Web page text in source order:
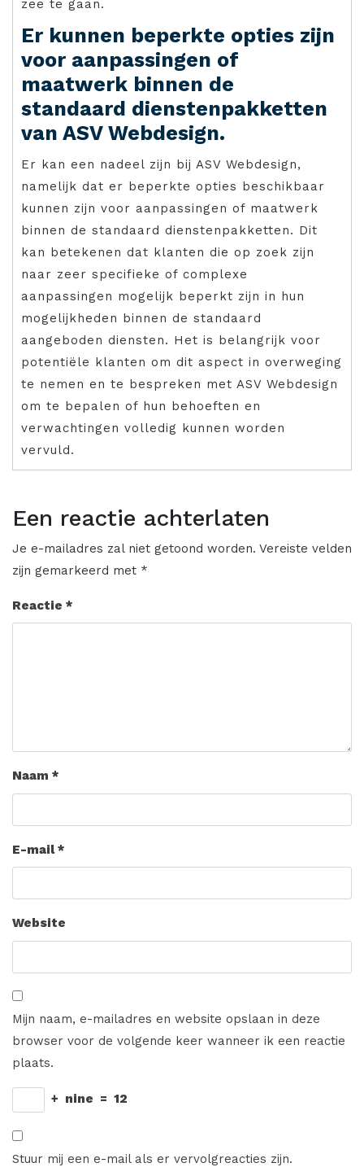
zee te gaan.
Er kunnen beperkte opties zijn
voor aanpassingen of
maatwerk binnen de
standaard dienstenpakketten
van ASV Webdesign.
Er kan een nadeel zijn bij ASV Webdesign,
namelijk dat er beperkte opties beschikbaar
kunnen zijn voor aanpassingen of maatwerk
binnen de standaard dienstenpakketten. Dit
kan betekenen dat klanten die op zoek zijn
naar zeer specifieke of complexe
aanpassingen mogelijk beperkt zijn in hun
mogelijkheden binnen de standaard
aangeboden diensten. Het is belangrijk voor
potentiële klanten om dit aspect in overweging
te nemen en te bespreken met ASV Webdesign
om te bepalen of hun behoeften en
verwachtingen volledig kunnen worden
vervuld.
Een reactie achterlaten
Je e-mailadres zal niet getoond worden. Vereiste velden
zijn gemarkeerd met *
Reactie *
Naam *
E-mail*
Website
Mijn naam, e-mailadres en website opslaan in deze
browser voor de volgende keer wanneer ik een reactie
plaats.
+ nine = 12
Stuur mij een e-mail als er vervolgreacties zijn.